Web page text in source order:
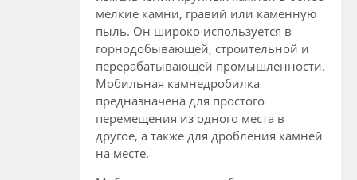
мелкие камни, гравий или каменную
пыль. Он широко используется в
горнодобывающей, строительной и
перерабатывающей промышленности.
Мобильная камнедробилка
предназначена для простого
перемещения из одного места в
другое, а также для дробления камней
на месте.